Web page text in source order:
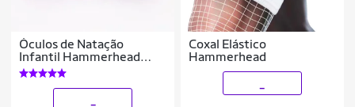
Óculos de Natação
Infantil Hammerhead
Eyelashes
Coxal Elástico
Hammerhead